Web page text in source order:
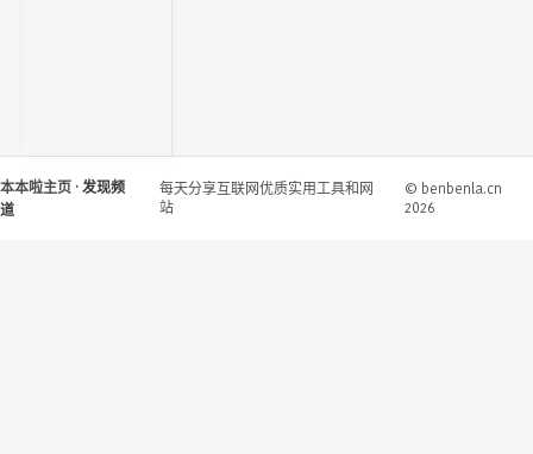
本本啦主页 · 发现频
道
每天分享互联网优质实用工具和网
站
© benbenla.cn
2026